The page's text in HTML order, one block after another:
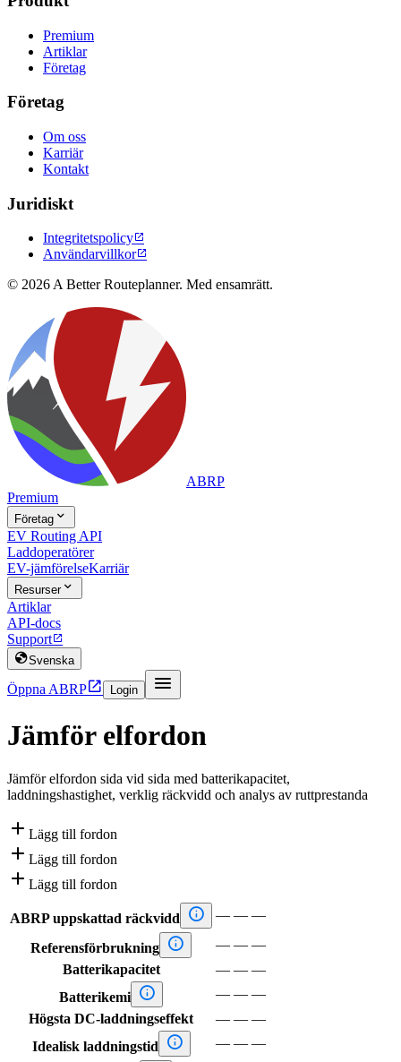
Premium
Artiklar
Företag
Företag
Om oss
Karriär
Kontakt
Juridiskt
Integritetspolicy
Användarvillkor
© 2026 A Better Routeplanner. Med ensamrätt.
ABRP
Premium
Företag 
EV Routing API
Laddoperatörer
EV-jämförelseKarriär
Resurser
Artiklar
API-docs
Support
Svenska
Öppna ABRP Login 
Jämför elfordon
Jämför elfordon sida vid sida med batterikapacitet,
laddningshastighet, verklig räckvidd och analys av ruttprestanda
 Lägg till fordon
 Lägg till fordon
 Lägg till fordon
ABRP uppskattad räckvidd  — — —
Referensförbrukning  — — —
Batterikapacitet
— — —
Batterikemi  — — —
Högsta DC-laddningseffekt
— — —
Idealisk laddningstid
 — — —